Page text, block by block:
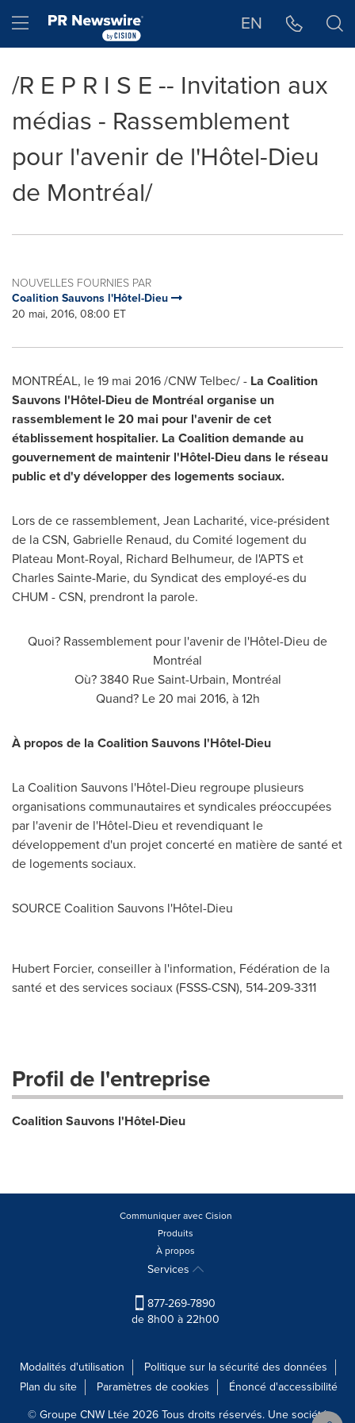
Hamburger menu EN
/R E P R I S E -- Invitation aux
médias - Rassemblement
pour l'avenir de l'Hôtel-Dieu
de Montréal/
NOUVELLES FOURNIES PAR
Coalition Sauvons l'Hôtel-Dieu
20 mai, 2016, 08:00 ET
MONTRÉAL, le 19 mai 2016 /CNW Telbec/ - La Coalition
Sauvons l'Hôtel-Dieu de Montréal organise un
rassemblement le 20 mai pour l'avenir de cet
établissement hospitalier. La Coalition demande au
gouvernement de maintenir l'Hôtel-Dieu dans le réseau
public et d'y développer des logements sociaux.
Lors dece rassemblement, Jean Lacharité, vice-président
de la CSN, Gabrielle Renaud, du Comité logement du
Plateau Mont-Royal, Richard Belhumeur, de l'APTS et
Charles Sainte-Marie, du Syndicat des employé-es du
CHUM - CSN, prendront la parole.
Quoi? Rassemblement pour l'avenir de l'Hôtel-Dieu de
Montréal
Où? 3840 Rue Saint-Urbain, Montréal
Quand? Le 20 mai 2016, à 12h
À propos de la Coalition Sauvons l'Hôtel-Dieu
La Coalition Sauvons l'Hôtel-Dieu regroupe plusieurs
organisations communautaires et syndicales préoccupées
par l'avenir de l'Hôtel-Dieu et revendiquant le
développement d'un projet concerté en matière de santé et
de logements sociaux.
SOURCE Coalition Sauvons l'Hôtel-Dieu
Hubert Forcier, conseiller à l'information, Fédération de la
santé et des services sociaux (FSSS-CSN), 514-209-3311
Profil de l'entreprise
Coalition Sauvons l'Hôtel-Dieu
Communiquer avec Cision
Produits
À propos
Services
877-269-7890
de 8h00 à 22h00
Modalités d'utilisation
Politique sur la sécurité des données
Plan du site
Paramètres de cookies
Énoncé d'accessibilité
© Groupe CNW Ltée 2026 Tous droits réservés. Une société